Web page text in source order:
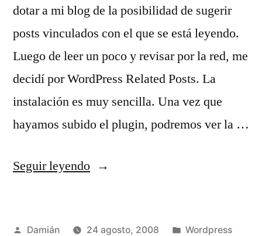
dotar a mi blog de la posibilidad de sugerir
posts vinculados con el que se está leyendo.
Luego de leer un poco y revisar por la red, me
decidí por WordPress Related Posts. La
instalación es muy sencilla. Una vez que
hayamos subido el plugin, podremos ver la …
Seguir leyendo«Posts
Publicado
Damián 24 agosto, 2008
Publicado
Wordpress